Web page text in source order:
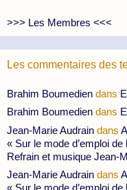
>>> Les Membres <<<
Les commentaires des
Brahim Boumedien dans
Brahim Boumedien dans
Jean-Marie Audrain dans
« Sur le mode d’emploi
Refrain et musique Jean-
Jean-Marie Audrain dans